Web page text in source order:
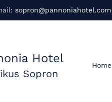
sopron@pannoniahotel.com
Hotel
Sopron
Home